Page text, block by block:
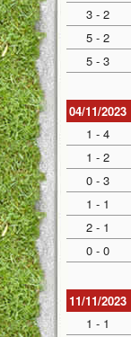
3 - 2
5 - 2
5 - 3
04/11/2023
1 - 4
1 - 2
0 - 3
1 - 1
2 - 1
0 - 0
11/11/2023
1 - 1